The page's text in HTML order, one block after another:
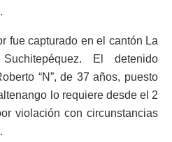
fue capturado en el cantón La
El detenido
“N”, de 37 años, puesto
lo requiere desde el 2
violación con circunstancias